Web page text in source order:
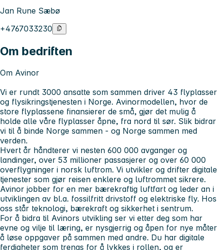
Jan Rune Sæbø
+4767033230
Om bedriften
Om Avinor
Vi er rundt 3000 ansatte som sammen driver 43 flyplasser
og flysikringstjenesten i Norge. Avinormodellen, hvor de
store flyplassene finansierer de små, gjør det mulig å
holde alle våre flyplasser åpne, fra nord til sør. Slik bidrar
vi til å binde Norge sammen - og Norge sammen med
verden.
Hvert år håndterer vi nesten 600 000 avganger og
landinger, over 53 millioner passasjerer og over 60 000
overflygninger i norsk luftrom. Vi utvikler og drifter digitale
tjenester som gjør reisen enklere og luftrommet sikrere.
Avinor jobber for en mer bærekraftig luftfart og leder an i
utviklingen av bl.a. fossilfritt drivstoff og elektriske fly. Hos
oss står teknologi, bærekraft og sikkerhet i sentrum.
For å bidra til Avinors utvikling ser vi etter deg som har
evne og vilje til læring, er nysgjerrig og åpen for nye måter
å løse oppgaver på sammen med andre. Du har digitale
ferdigheter som trengs for å lykkes i rollen, og er